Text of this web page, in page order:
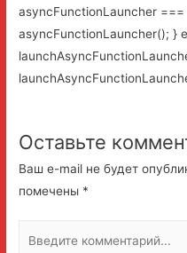
asyncFunctionLauncher
asyncFunctionLauncher(); }
Оставьте
Ваш e-mail не будет
помечены *